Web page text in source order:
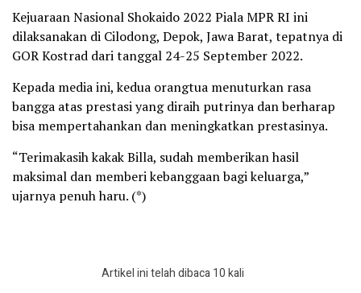
Kejuaraan Nasional Shokaido 2022 Piala MPR RI ini
dilaksanakan di Cilodong, Depok, Jawa Barat, tepatnya di
GOR Kostrad dari tanggal 24-25 September 2022.
Kepada media ini, kedua orangtua menuturkan rasa
bangga atas prestasi yang diraih putrinya dan berharap
bisa mempertahankan dan meningkatkan prestasinya.
“Terimakasih kakak Billa, sudah memberikan hasil
maksimal dan memberi kebanggaan bagi keluarga,”
ujarnya penuh haru. (*)
Artikel ini telah dibaca 10 kali